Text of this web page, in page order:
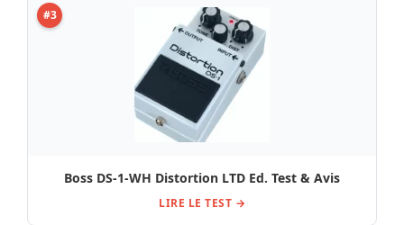
#3
Boss DS-1-WH Distortion LTD Ed. Test & Avis
LIRE LE TEST →